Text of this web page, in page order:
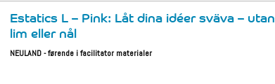
Estatics L – Pink: Låt dina idéer sväva – utan
lim eller nål
NEULAND - førende i facilitator materialer